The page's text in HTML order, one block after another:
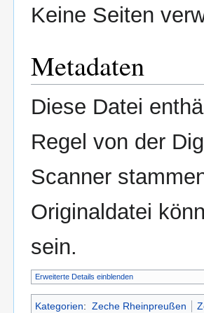
Keine Seiten
Metadaten
Diese Datei
Regel von der
Scanner
Originaldatei
sein.
Erweiterte Details einblenden
Kategorien: Zeche Rheinpreußen